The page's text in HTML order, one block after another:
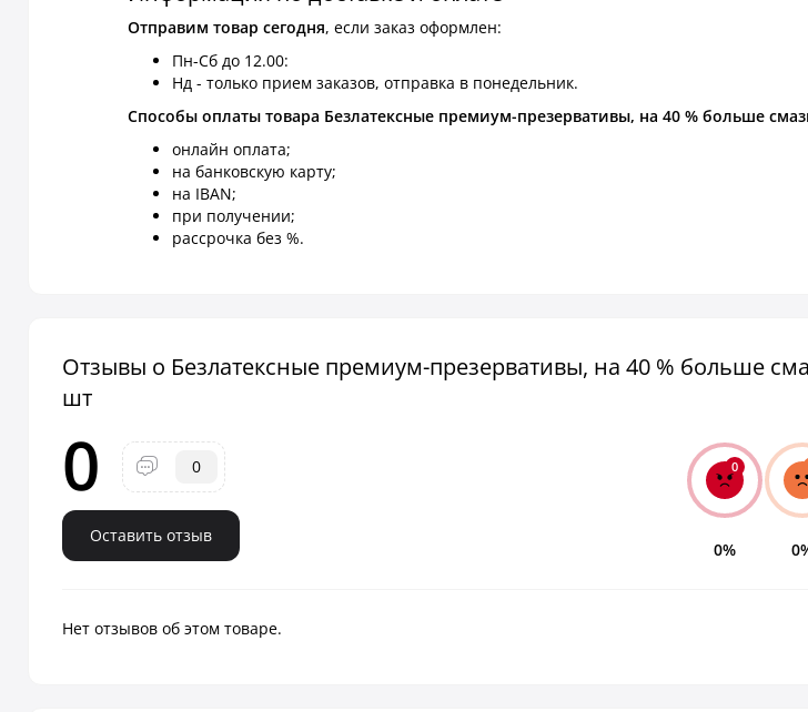
Отправим товар сегодня, если заказ оформлен:
Пн-Сб до 12.00:
Нд - только прием заказов, отправка в понедельник.
Способы оплаты товара Безлатексные премиум-презервативы, на 40 % больше
онлайн оплата;
на банковскую карту;
на IBAN;
при получении;
рассрочка без %.
Отзывы о Безлатексные премиум-презервативы, на 40 % больше
шт
0 0
Оставить отзыв
0
0%
Нет отзывов об этом товаре.